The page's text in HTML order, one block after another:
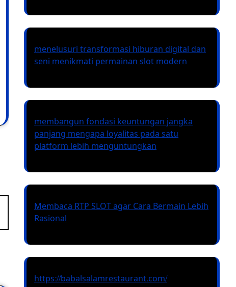
menelusuri transformasi hiburan digital dan
seni menikmati permainan slot modern
membangun fondasi keuntungan jangka
panjang mengapa loyalitas pada satu
platform lebih menguntungkan
Membaca RTP SLOT agar Cara Bermain Lebih
Rasional
https://babalsalamrestaurant.com/